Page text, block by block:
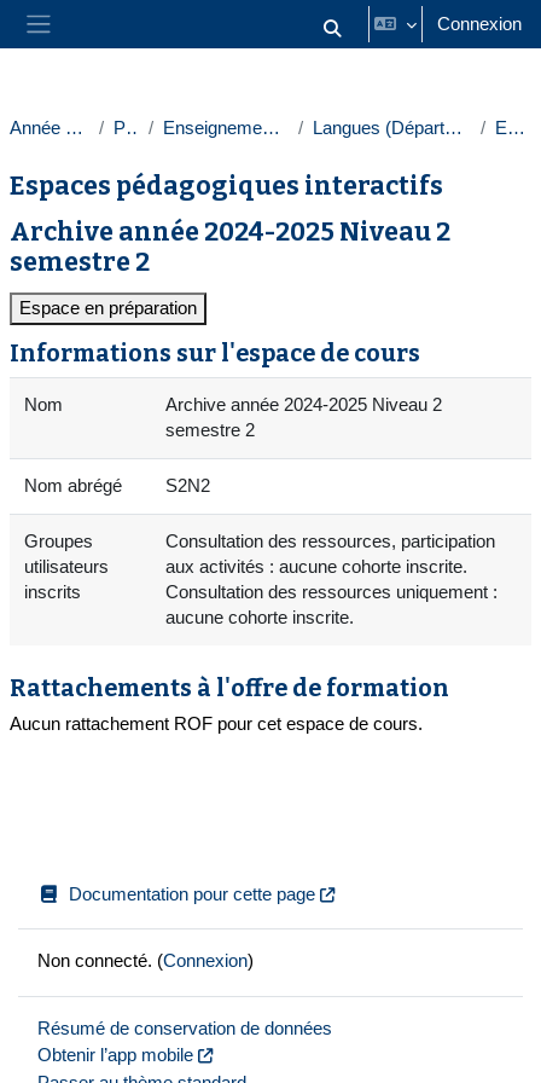
Passer au contenu principal
Panneau latéral Activer/désactiver la saisie
Connexion
Année 2024-2025 Paris 1 Enseignements transversaux Langues (Département des langues) Espagnol
Espaces pédagogiques interactifs
Archive année 2024-2025 Niveau 2
semestre 2
Espace en préparation
Informations sur l'espace de cours
Nom
Archive année 2024-2025 Niveau 2
semestre 2
Nom abrégé S2N2
Groupes
utilisateurs
inscrits
Consultation des ressources, participation
aux activités : aucune cohorte inscrite.
Consultation des ressources uniquement :
aucune cohorte inscrite.
Rattachements à l'offre de formation
Aucun rattachement ROF pour cet espace de cours.
Documentation pour cette page
Non connecté. (Connexion)
Résumé de conservation de données
Obtenir l’app mobile